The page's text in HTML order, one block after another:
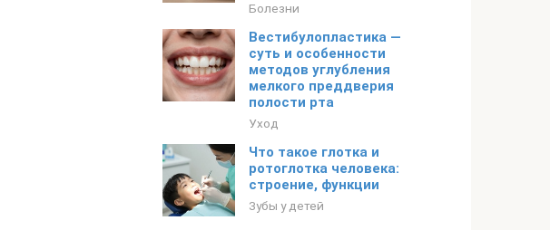
Болезни
Вестибулопластика —
суть и особенности
методов углубления
мелкого преддверия
полости рта
Уход
Что такое глотка и
ротоглотка человека:
строение, функции
Зубы у детей